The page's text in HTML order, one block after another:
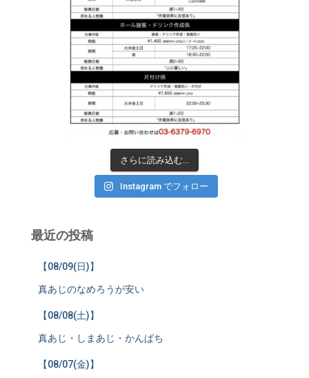
さらに読み込む...
Instagram でフォロー
最近の投稿
【08/09(日)】
真あじのなめろうが安い
【08/08(土)】
真あじ・しまあじ・かんぱち
【08/07(金)】